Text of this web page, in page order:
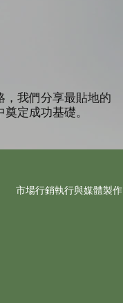
，我們分享最貼地的
定成功基礎。
市場行銷執行與媒體製作